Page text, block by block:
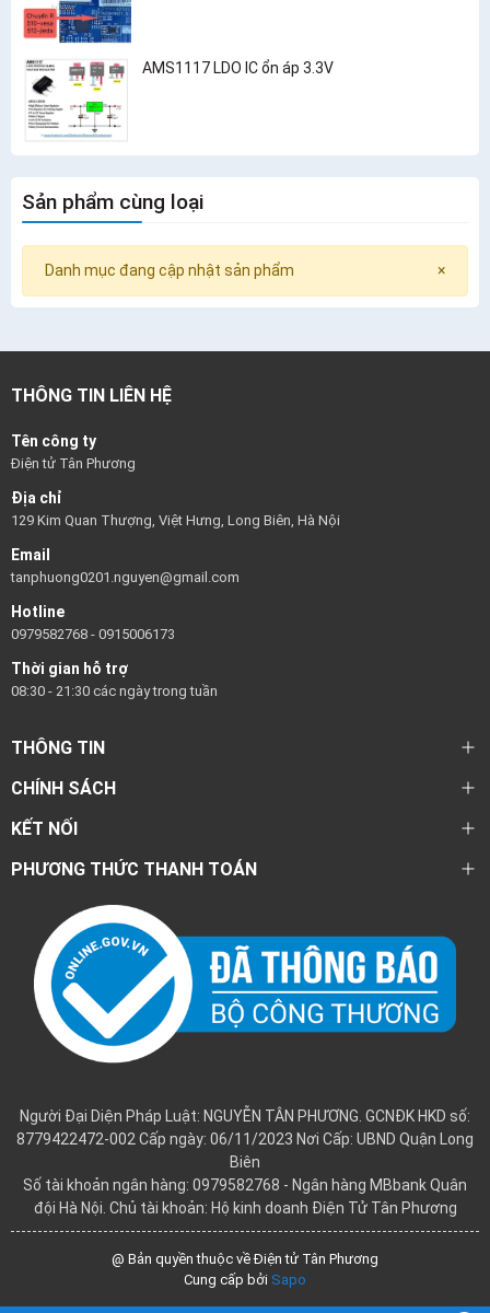
AMS1117 LDO IC ổn áp 3.3V
Sản phẩm cùng loại
×
Danh mục đang cập nhật sản phẩm
THÔNG TIN LIÊN HỆ
Tên công ty
Điện tử Tân Phương
Địa chỉ
129 Kim Quan Thượng, Việt Hưng, Long Biên, Hà Nội
Email
tanphuong0201.nguyen@gmail.com
Hotline
0979582768 - 0915006173
Thời gian hỗ trợ
08:30 - 21:30 các ngày trong tuần
THÔNG TIN
CHÍNH SÁCH
KẾT NỐI
PHƯƠNG THỨC THANH TOÁN
Người Đại Diện Pháp Luật: NGUYỄN TÂN PHƯƠNG. GCNĐK HKD số:
8779422472-002 Cấp ngày: 06/11/2023 Nơi Cấp: UBND Quận Long
Biên
Số tài khoản ngân hàng: 0979582768 - Ngân hàng MBbank Quân
đội Hà Nội. Chủ tài khoản: Hộ kinh doanh Điện Tử Tân Phương
@ Bản quyền thuộc về Điện tử Tân Phương
Cung cấp bởi Sapo